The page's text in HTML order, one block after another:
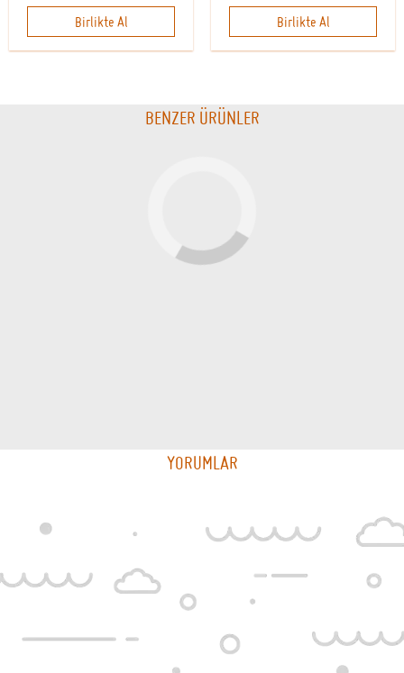
Birlikte Al Birlikte Al
BENZER ÜRÜNLER
YORUMLAR